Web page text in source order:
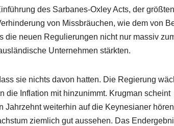
des Sarbanes-Oxley Acts, der größten
von Missbräuchen, wie dem von
die neuen Regulierungen nicht nur massiv
Unternehmen stärkten.
sie nichts davon hatten. Die Regierung
die Inflation mit hinzunimmt. Krugman scheint
Jahrzehnt weiterhin auf die Keynesianer
ziemlich gut aussehen. Das